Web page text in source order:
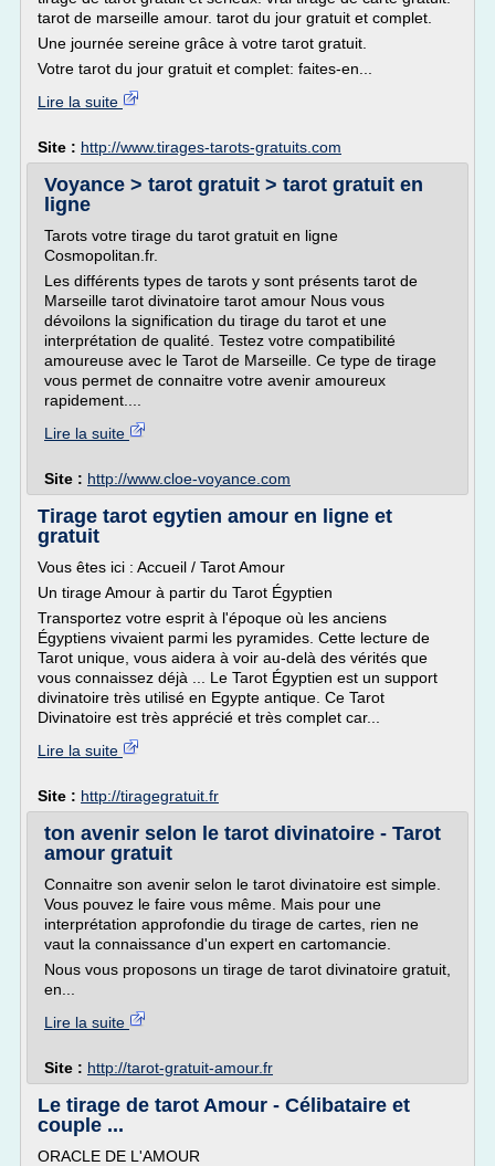
tarot de marseille amour. tarot du jour gratuit et complet.
Une journée sereine grâce à votre tarot gratuit.
Votre tarot du jour gratuit et complet: faites-en...
Lire la suite
Site : http://www.tirages-tarots-gratuits.com
Voyance > tarot gratuit > tarot gratuit en
ligne
Tarots votre tirage du tarot gratuit en ligne
Cosmopolitan.fr.
Les différents types de tarots y sont présents tarot de
Marseille tarot divinatoire tarot amour Nous vous
dévoilons la signification du tirage du tarot et une
interprétation de qualité. Testez votre compatibilité
amoureuse avec le Tarot de Marseille. Ce type de tirage
vous permet de connaitre votre avenir amoureux
rapidement....
Lire la suite
Site : http://www.cloe-voyance.com
Tirage tarot egytien amour en ligne et
gratuit
Vous êtes ici : Accueil / Tarot Amour
Un tirage Amour à partir du Tarot Égyptien
Transportez votre esprit à l'époque où les anciens
Égyptiens vivaient parmi les pyramides. Cette lecture de
Tarot unique, vous aidera à voir au-delà des vérités que
vous connaissez déjà ... Le Tarot Égyptien est un support
divinatoire très utilisé en Egypte antique. Ce Tarot
Divinatoire est très apprécié et très complet car...
Lire la suite
Site : http://tiragegratuit.fr
ton avenir selon le tarot divinatoire - Tarot
amour gratuit
Connaitre son avenir selon le tarot divinatoire est simple.
Vous pouvez le faire vous même. Mais pour une
interprétation approfondie du tirage de cartes, rien ne
vaut la connaissance d'un expert en cartomancie.
Nous vous proposons un tirage de tarot divinatoire gratuit,
en...
Lire la suite
Site : http://tarot-gratuit-amour.fr
Le tirage de tarot Amour - Célibataire et
couple ...
ORACLE DE L'AMOUR